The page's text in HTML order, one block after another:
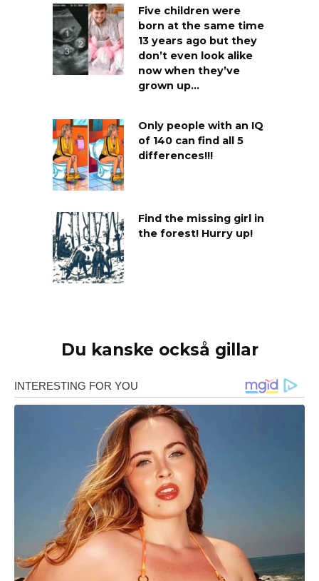
Five children were
born at the same time
13 years ago but they
don’t even look alike
now when they’ve
grown up…
Only people with an IQ
of 140 can find all 5
differences!!!
Find the missing girl in
the forest! Hurry up!
Du kanske också gillar